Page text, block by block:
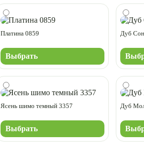
Платина 0859
Выбрать
Дуб
Ясень шимо темный 3357
Выбрать
Дуб